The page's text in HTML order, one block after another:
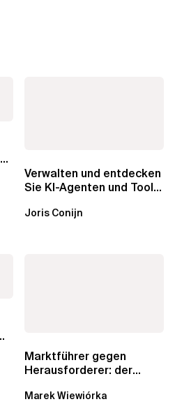
Verwalten und entdecken
Sie KI-Agenten und Tools
AgentCore...
Joris Conijn
Marktführer gegen
Herausforderer: der
Datenkataloge in Data...
Marek Wiewiórka